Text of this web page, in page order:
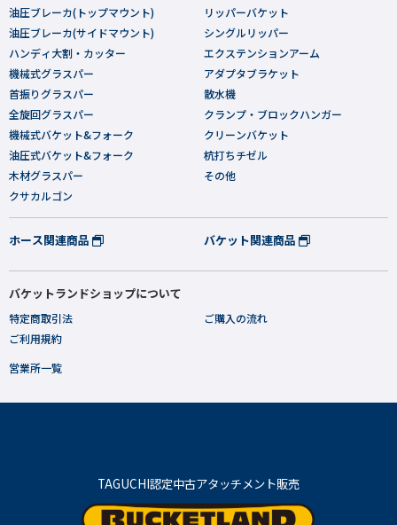
油圧ブレーカ(トップマウント)
油圧ブレーカ(サイドマウント)
ハンディ大割・カッター
機械式グラスパー
首振りグラスパー
全旋回グラスパー
機械式バケット&フォーク
油圧式バケット&フォーク
木材グラスパー
クサカルゴン
リッパーバケット
シングルリッパー
エクステンションアーム
アダプタブラケット
散水機
クランプ・ブロックハンガー
クリーンバケット
杭打ちチゼル
その他
ホース関連商品 バケット関連商品
バケットランドショップについて
特定商取引法
ご利用規約
ご購入の流れ
営業所一覧
TAGUCHI認定中古アタッチメント販売